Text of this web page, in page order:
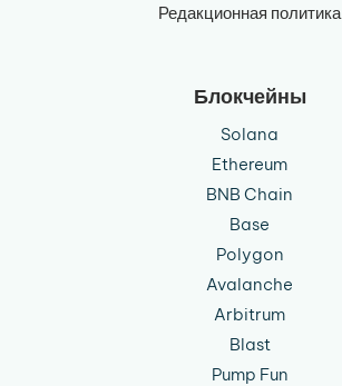
Редакционная политика
Блокчейны
Solana
Ethereum
BNB Chain
Base
Polygon
Avalanche
Arbitrum
Blast
Pump Fun